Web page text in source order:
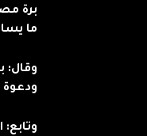
برة
ما
وقال:
ودعوة